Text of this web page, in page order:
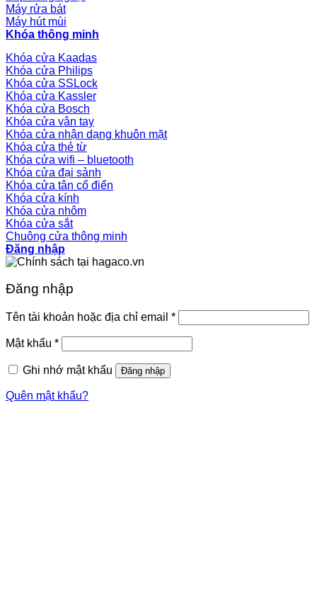
Máy rửa bát
Máy hút mùi
Khóa thông minh
Khóa cửa Kaadas
Khóa cửa Philips
Khóa cửa SSLock
Khóa cửa Kassler
Khóa cửa Bosch
Khóa cửa vân tay
Khóa cửa nhận dạng khuôn mặt
Khóa cửa thẻ từ
Khóa cửa wifi – bluetooth
Khóa cửa đại sảnh
Khóa cửa tân cổ điển
Khóa cửa kính
Khóa cửa nhôm
Khóa cửa sắt
Chuông cửa thông minh
Đăng nhập
Đăng nhập
Tên tài khoản hoặc địa chỉ email *
Mật khẩu *
Ghi nhớ mật khẩu Đăng nhập
Quên mật khẩu?